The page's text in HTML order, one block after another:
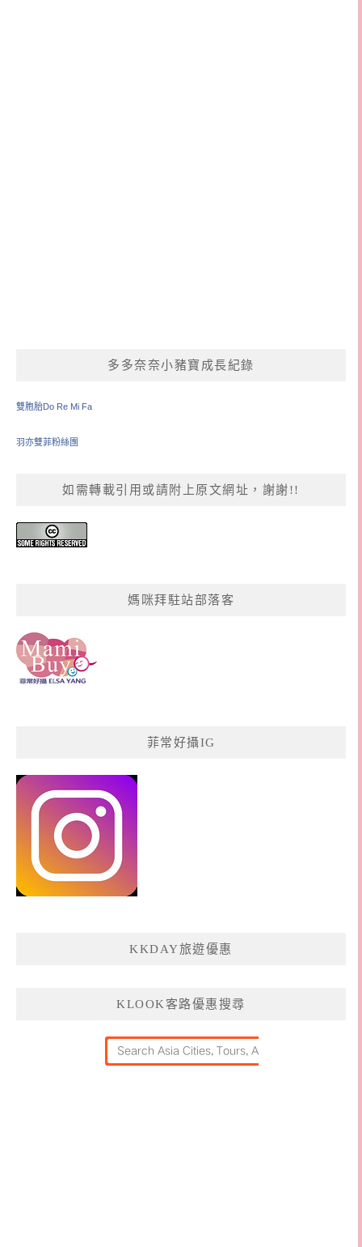
多多奈奈小豬寶成長紀錄
雙胞胎Do Re Mi Fa
羽亦雙菲粉絲團
如需轉載引用或請附上原文網址，謝謝!!
媽咪拜駐站部落客
菲常好攝IG
KKDAY旅遊優惠
KLOOK客路優惠搜尋